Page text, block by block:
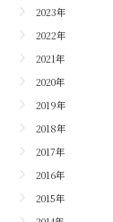
2023年
2022年
2021年
2020年
2019年
2018年
2017年
2016年
2015年